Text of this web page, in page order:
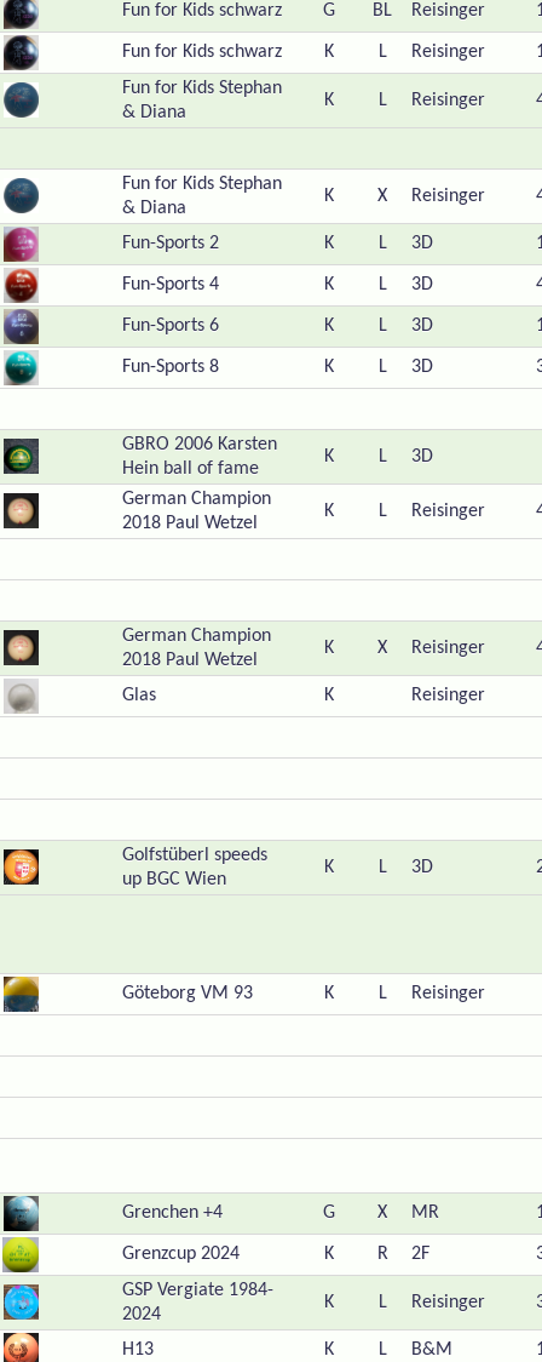
Fun for Kids schwarz G BL Reisinger
Fun for Kids schwarz K L Reisinger
Fun for Kids Stephan
& Diana
K L Reisinger
Fun for Kids Stephan
& Diana
K X Reisinger
Fun-Sports 2 K L 3D
Fun-Sports 4 K L 3D
Fun-Sports 6 K L 3D
Fun-Sports 8 K L 3D
GBRO 2006 Karsten
Hein ball of fame
K L 3D
German Champion
2018 Paul Wetzel
K L Reisinger
German Champion
2018 Paul Wetzel
K X Reisinger
Glas K Reisinger
Golfstüberl speeds
up BGC Wien
K L 3D
Göteborg VM 93 K L Reisinger
Grenchen +4 G X MR
Grenzcup 2024 K R 2F
GSP Vergiate 1984-
2024
K L Reisinger
H13 K L B&M